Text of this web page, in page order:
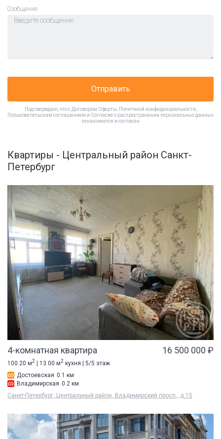
Cообщение
Отправить
Подтверждаю, что с Договором Оферты Политикой конфиденциальности
Пользовательским соглашением и Согласие о распространении персональных данных
ознакомился и согласен
Квартиры - Центральный район Санкт-
Петербург
4-комнатная квартира 16 500 000 ₽
100.20 м2 | 13.00 м2 кухня | 5/5 этаж
Достоевская 0.1 км
Владимирская 0.2 км
Санкт-Петербург, Центральный район, Владимирский просп., д 15